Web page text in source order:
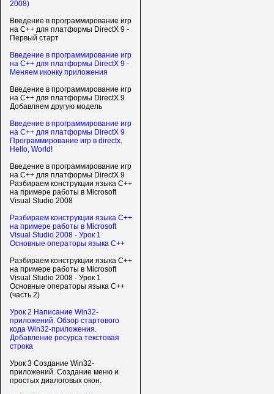
2008)
Введение в программирование игр
на С++ для платформы DirectX 9 -
Первый старт
Введение в программирование игр
на С++ для платформы DirectX 9 -
Меняем иконку приложения
Введение в программирование игр
на С++ для платформы DirectX 9
Добавляем другую модель
Введение в программирование игр
на С++ для платформы DirectX 9
Программирование игр в directx.
Hello, World!
Введение в программирование игр
на С++ для платформы DirectX 9
Разбираем конструкции языка C++
на примере работы в Microsoft
Visual Studio 2008
Разбираем конструкции языка C++
на примере работы в Microsoft
Visual Studio 2008 - Урок 1
Основные операторы языка C++
Разбираем конструкции языка C++
на примере работы в Microsoft
Visual Studio 2008 - Урок 1
Основные операторы языка C++
(часть 2)
Урок 2 Написание Win32-
приложений. Обзор стартового
кода Win32-приложения.
Добавление ресурса текстовая
строка
Урок 3 Создание Win32-
приложений. Создание меню и
простых диалоговых окон.